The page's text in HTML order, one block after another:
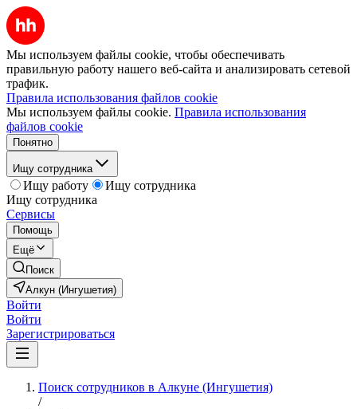
Мы используем файлы cookie, чтобы обеспечивать
правильную работу нашего веб-сайта и анализировать сетевой
трафик.
Правила использования файлов cookie
Мы используем файлы cookie. Правила использования
файлов cookie
Понятно
Ищу сотрудника
Ищу работу
Ищу сотрудника
Ищу сотрудника
Сервисы
Помощь
Ещё
Поиск
Алкун (Ингушетия)
Войти
Войти
Зарегистрироваться
Поиск сотрудников в Алкуне (Ингушетия)
/